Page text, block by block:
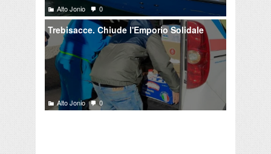
Alto Jonio 0
Trebisacce. Chiude l'Emporio Solidale
Alto Jonio 0